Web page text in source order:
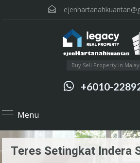
:
Buy Sell Property in
+6010-
Menu
Teres Setingkat Indera